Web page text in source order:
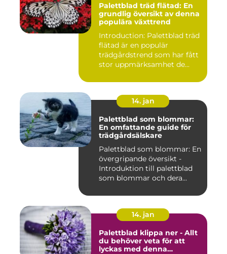
Palettblad träd flätad: En
grundlig översikt av denna
populära växttrend
Introduction: Palettblad träd
flätad är en populär
trädgårdstrend som har fått
stor uppmärksamhet de...
14. jan
Palettblad som blommar:
En omfattande guide för
trädgårdsälskare
Palettblad som blommar: En
övergripande översikt -
Introduktion till palettblad
som blommar och dera...
14. jan
Palettblad klippa ner - Allt
du behöver veta för att
lyckas med denna